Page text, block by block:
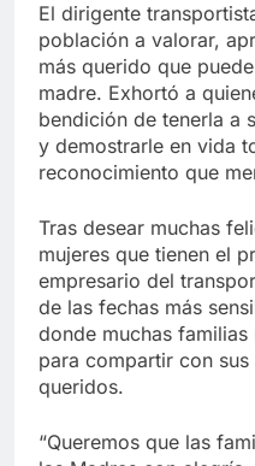
El dirigente
población a valorar,
más querido que
madre. Exhortó a
bendición de tenerla a
y demostrarle en vida
reconocimiento que
Tras desear muchas
mujeres que tienen el
empresario del
de las fechas más
donde muchas
para compartir con
queridos.
“Queremos que las